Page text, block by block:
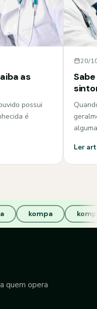
as
possui
é
20/
Ler
kompa
quem opera